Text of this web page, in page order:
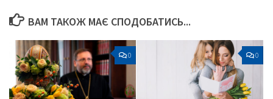
ВАМ ТАКОЖ МАЄ СПОДОБАТИСЬ...
0 0